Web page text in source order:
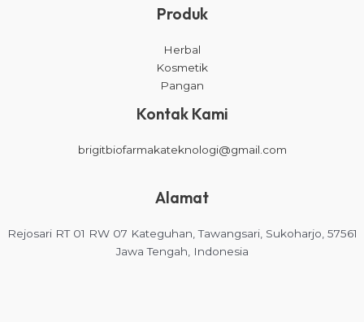
Produk
Herbal
Kosmetik
Pangan
Kontak Kami
brigitbiofarmakateknologi@gmail.com
Alamat
Rejosari RT 01 RW 07 Kateguhan, Tawangsari, Sukoharjo, 57561
Jawa Tengah, Indonesia